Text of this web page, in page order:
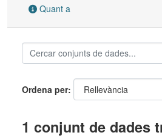
Quant a
Ordena per
1 conjunt de dades